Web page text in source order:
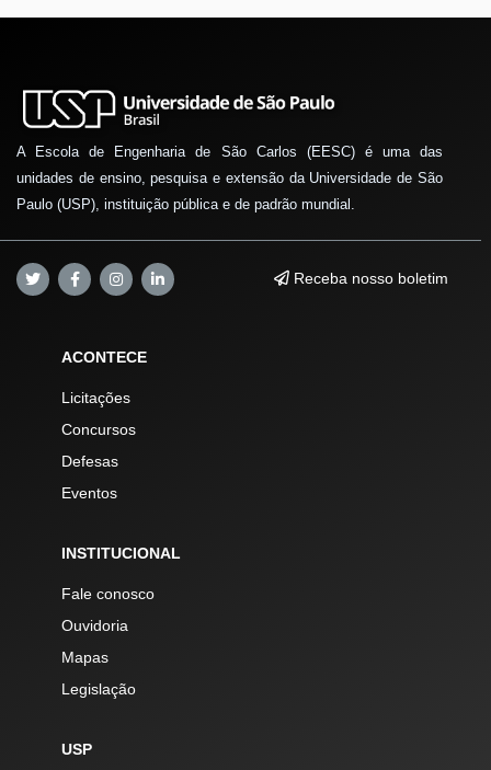
A Escola de Engenharia de São Carlos (EESC) é uma das
unidades de ensino, pesquisa e extensão da Universidade de São
Paulo (USP), instituição pública e de padrão mundial.
Receba nosso boletim
ACONTECE
Licitações
Concursos
Defesas
Eventos
INSTITUCIONAL
Fale conosco
Ouvidoria
Mapas
Legislação
USP